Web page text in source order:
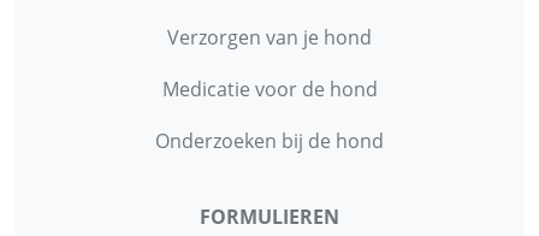
Verzorgen van je hond
Medicatie voor de hond
Onderzoeken bij de hond
FORMULIEREN